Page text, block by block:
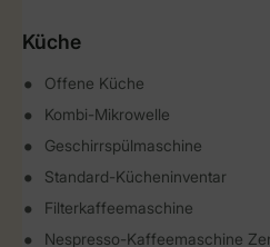
Küche
Offene Küche
Kombi-Mikrowelle
Geschirrspülmaschine
Standard-Kücheninventar
Filterkaffeemaschine
Nespresso-Kaffeemaschine